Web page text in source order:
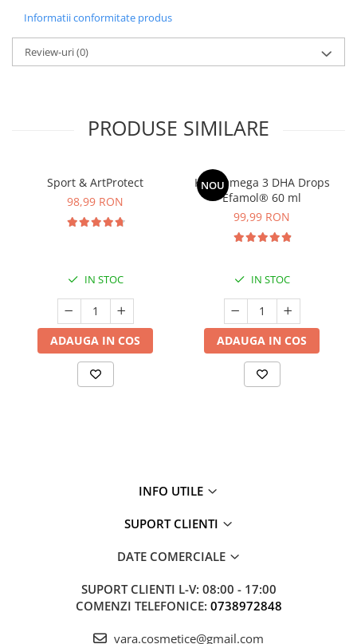
Informatii conformitate produs
Review-uri(0)
PRODUSE SIMILARE
Sport & ArtProtect
98,99 RON
IN STOC
ADAUGA IN COS
NOU
Kids Omega 3 DHA Drops
Efamol® 60 ml
99,99 RON
IN STOC
ADAUGA IN COS
INFO UTILE
SUPORT CLIENTI
DATE COMERCIALE
SUPORT CLIENTI L-V: 08:00 - 17:00
COMENZI TELEFONICE: 0738972848
vara.cosmetice@gmail.com